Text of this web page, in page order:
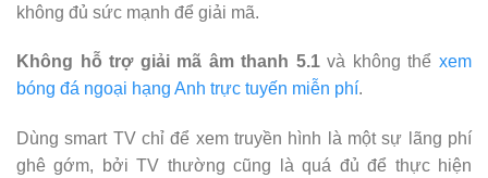
không đủ sức mạnh để giải mã.
Không hỗ trợ giải mã âm thanh 5.1và không thểxem
bóng đá ngoại hạng Anh trực tuyến miễn phí.
Dùng smart TV chỉ để xem truyền hình là một sự lãng phí
ghê gớm, bởi TV thường cũng là quá đủ để thực hiện